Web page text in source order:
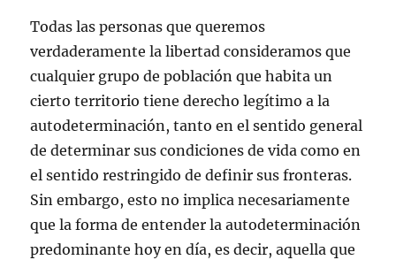
Todas las personas que queremos
verdaderamente la libertad consideramos que
cualquier grupo de población que habita un
cierto territorio tiene derecho legítimo a la
autodeterminación, tanto en el sentido general
de determinar sus condiciones de vida como en
el sentido restringido de definir sus fronteras.
Sin embargo, esto no implica necesariamente
que la forma de entender la autodeterminación
predominante hoy en día, es decir, aquella que